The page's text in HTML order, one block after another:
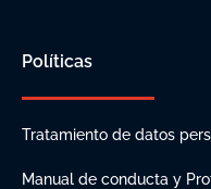
Políticas
Tratamiento de datos
Manual de conducta y